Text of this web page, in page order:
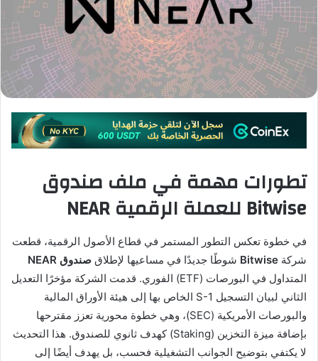
تطورات مهمة في ملف صندوق
Bitwise للعملة الرقمية NEAR
في خطوة تعكس التطور المستمر في قطاع الأصول الرقمية، قطعت
شركة Bitwise شوطًا جديدًا في مساعيها لإطلاق صندوق NEAR
المتداول في البورصات (ETF) الفوري. قدمت الشركة مؤخرًا التعديل
الثاني لبيان التسجيل S-1 الخاص بها إلى هيئة الأوراق المالية
والبورصات الأمريكية (SEC)، وهي خطوة محورية تعزز مقترحها
بإضافة ميزة التخزين (Staking) كهدف ثانوي للصندوق. هذا التحديث
لا يكتفي بتوضيح الجوانب التشغيلية فحسب، بل يهدف أيضًا إلى